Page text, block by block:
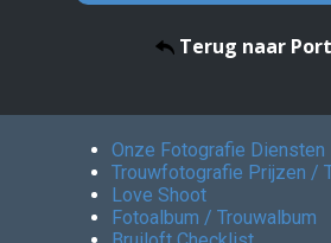
Terug naar
Onze Fotografie Diensten
Trouwfotografie Prijzen /
Love Shoot
Fotoalbum / Trouwalbum